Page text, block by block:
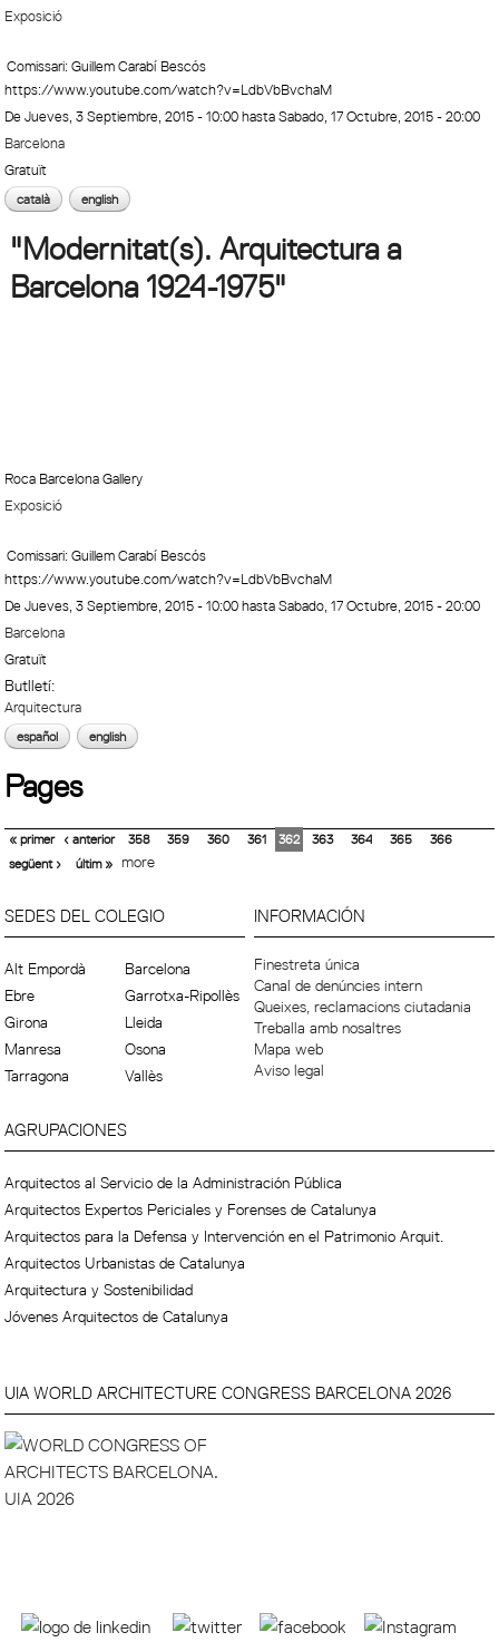
Exposició
Comissari: Guillem Carabí Bescós
https://www.youtube.com/watch?v=LdbVbBvchaM
DeJueves, 3 Septiembre, 2015 - 10:00hastaSabado, 17 Octubre, 2015 - 20:00
Barcelona
Gratuït
català english
"Modernitat(s). Arquitectura a
Barcelona 1924-1975"
Roca Barcelona Gallery
Exposició
Comissari: Guillem Carabí Bescós
https://www.youtube.com/watch?v=LdbVbBvchaM
DeJueves, 3 Septiembre, 2015 - 10:00hastaSabado, 17 Octubre, 2015 - 20:00
Barcelona
Gratuït
Butlletí:
Arquitectura
español english
Pages
« primer ‹ anterior 358 359 360 361 362 363 364 365
366
següent ›
últim » more
SEDES DEL COLEGIO
Alt Empordà
Barcelona
Ebre
Garrotxa-Ripollès
Girona
Lleida
Manresa
Osona
Tarragona
Vallès
INFORMACIÓN
Finestreta única
Canal de denúncies intern
Queixes, reclamacions ciutadania
Treballa amb nosaltres
Mapa web
Aviso legal
AGRUPACIONES
Arquitectos al Servicio de la Administración Pública
Arquitectos Expertos Periciales y Forenses de Catalunya
Arquitectos para la Defensa y Intervención en el Patrimonio Arquit.
Arquitectos Urbanistas de Catalunya
Arquitectura y Sostenibilidad
Jóvenes Arquitectos de Catalunya
UIA WORLD ARCHITECTURE CONGRESS BARCELONA 2026